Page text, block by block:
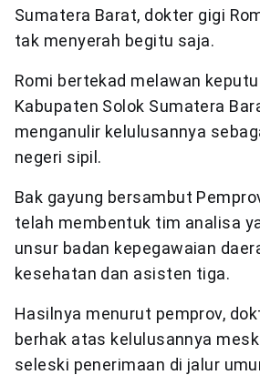
Sumatera Barat, dokter gigi
tak menyerah begitu saja.
Romi bertekad melawan
Kabupaten Solok Sumatera
menganulir kelulusannya
negeri sipil.
Bak gayung bersambut
telah membentuk tim analisa
unsur badan kepegawaian
kesehatan dan asisten tiga.
Hasilnya menurut pemprov,
berhak atas kelulusannya
seleski penerimaan di jalur